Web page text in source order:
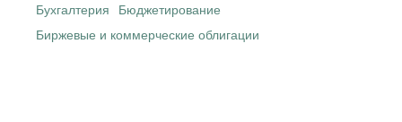
Бухгалтерия
Бюджетирование
Биржевые и коммерческие облигации